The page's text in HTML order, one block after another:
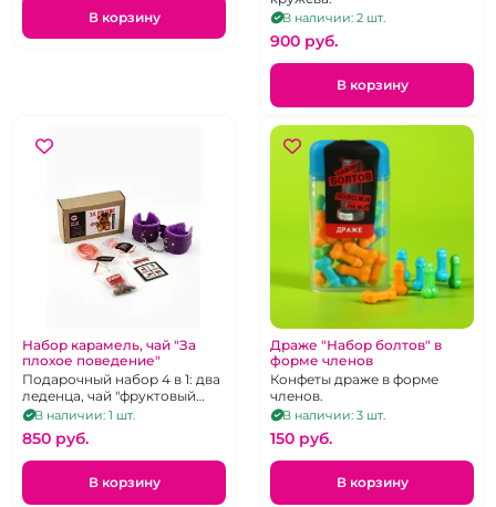
В корзину В наличии: 2 шт.
900 pуб.
В корзину
Набор карамель, чай "За
плохое поведение"
Подарочный набор 4 в 1: два
леденца, чай "фруктовый
микс", наручники
фиолетового цвета.
В наличии: 1 шт.
850 pуб.
В корзину
Драже "Набор болтов" в
форме членов
Конфеты драже в форме
членов.
В наличии: 3 шт.
150 pуб.
В корзину